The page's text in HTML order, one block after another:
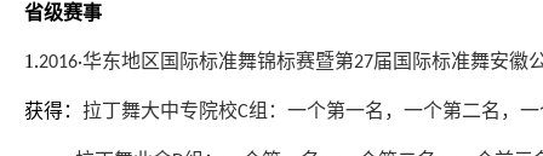
省级赛事
1.2016·华东地区国际标准舞锦标赛暨第27届国际标准舞安徽
获得： 拉丁舞大中专院校C组：一个第一名，一个第二名，